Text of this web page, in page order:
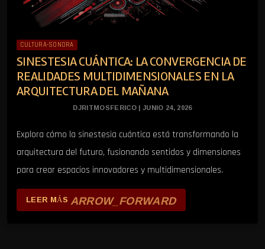
CULTURA-SONORA
SINESTESIA CUÁNTICA: LA CONVERGENCIA DE
REALIDADES MULTIDIMENSIONALES EN LA
ARQUITECTURA DEL MAÑANA
DJRITMOSFERICO | JUNIO 24, 2026
Explora cómo la sinestesia cuántica está transformando la
arquitectura del futuro, fusionando sentidos y dimensiones
para crear espacios innovadores y multidimensionales.
LEER MÁS ARROW_FORWARD